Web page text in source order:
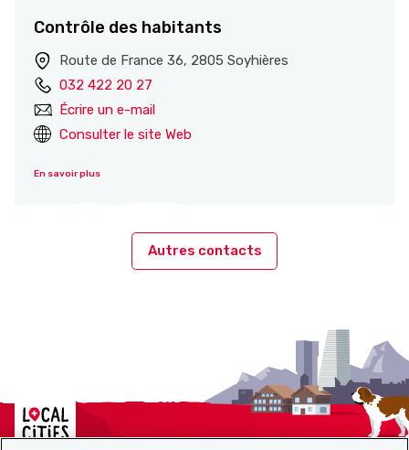
Contrôle des habitants
Route de France 36, 2805 Soyhières
032 422 20 27
Écrire un e-mail
Consulter le site Web
En savoir plus
Autres contacts
Localcities